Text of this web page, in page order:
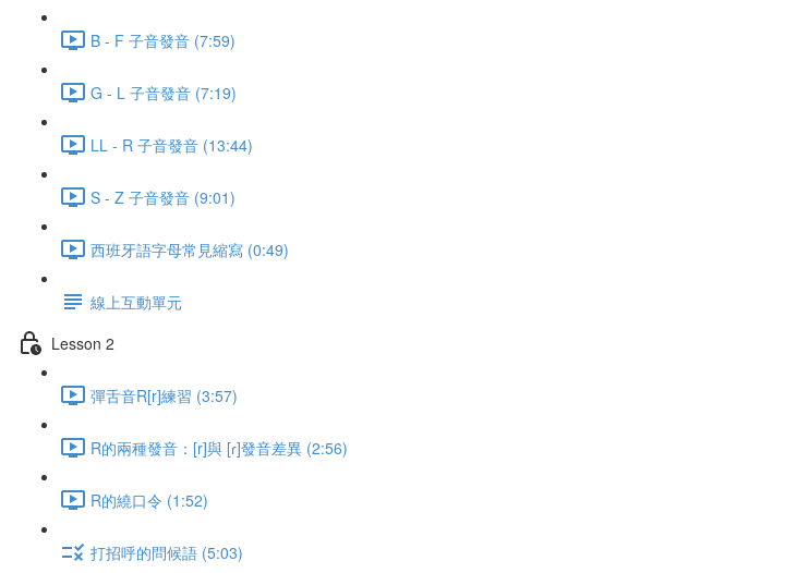
B - F 子音發音 (7:59)
G - L 子音發音 (7:19)
LL - R 子音發音 (13:44)
S - Z 子音發音 (9:01)
西班牙語字母常見縮寫 (0:49)
線上互動單元
Lesson 2
彈舌音R[r]練習 (3:57)
R的兩種發音：[r]與 [ɾ]發音差異 (2:56)
R的繞口令 (1:52)
打招呼的問候語 (5:03)